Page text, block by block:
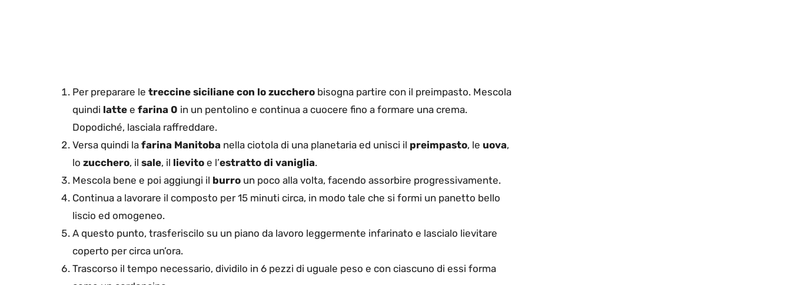
Per preparare le treccine siciliane con lo zucchero bisogna partire con il preimpasto. Mescola
quindi latte e farina 0 in un pentolino e continua a cuocere fino a formare una crema.
Dopodiché, lasciala raffreddare.
Versa quindi la farina Manitoba nella ciotola di una planetaria ed unisci il preimpasto, le uova,
lo zucchero, il sale, il lievito e l’estratto di vaniglia.
Mescola bene e poi aggiungi il burro un poco alla volta, facendo assorbire progressivamente.
Continua a lavorare il composto per 15 minuti circa, in modo tale che si formi un panetto bello
liscio ed omogeneo.
A questo punto, trasferiscilo su un piano da lavoro leggermente infarinato e lascialo lievitare
coperto per circa un’ora.
Trascorso il tempo necessario, dividilo in 6 pezzi di uguale peso e con ciascuno di essi forma